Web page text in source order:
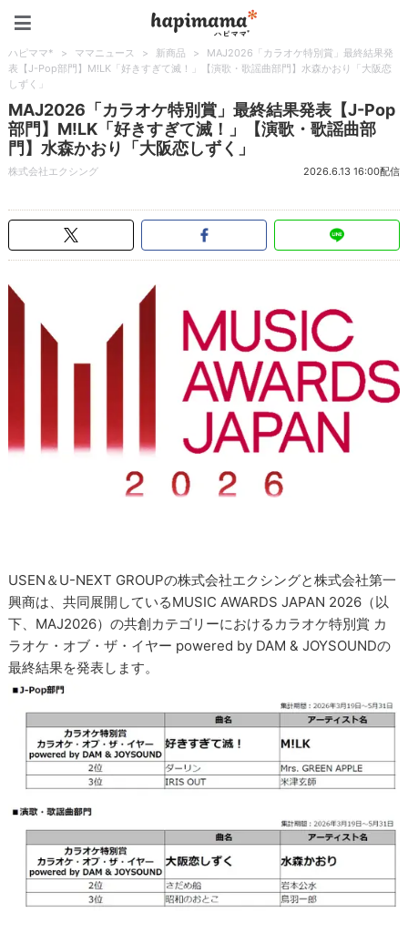
ハピママ* > ママニュース > 新商品 >
MAJ2026「カラオケ特別賞」最終結果発
表【J-Pop部門】M!LK「好きすぎて滅！」【演歌・歌謡曲部門】水森かおり「大阪恋
しずく」
MAJ2026「カラオケ特別賞」最終結果発表【J-Pop
部門】M!LK「好きすぎて滅！」【演歌・歌謡曲部
門】水森かおり「大阪恋しずく」
株式会社エクシング 2026.6.13 16:00配信
USEN＆U-NEXT GROUPの株式会社エクシングと株式会社第一
興商は、共同展開しているMUSIC AWARDS JAPAN 2026（以
下、MAJ2026）の共創カテゴリーにおけるカラオケ特別賞 カ
ラオケ・オブ・ザ・イヤー powered by DAM & JOYSOUNDの
最終結果を発表します。